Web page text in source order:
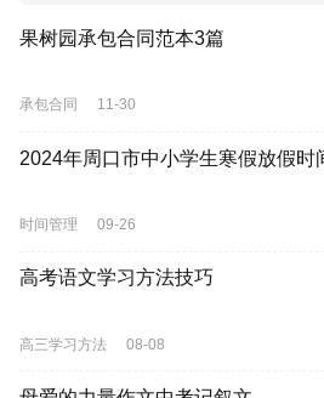
果树园承包合同范本3篇
承包合同 11-30
2024年周口市中小学生寒假放假时
时间管理 09-26
高考语文学习方法技巧
高三学习方法 08-08